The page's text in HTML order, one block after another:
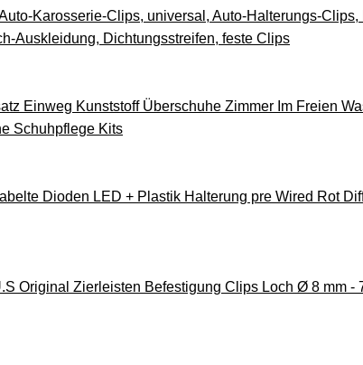
Karosserie-Clips, universal, Auto-Halterungs-
Auskleidung, Dichtungsstreifen, feste Clips
Einweg Kunststoff Überschuhe Zimmer Im Freien
Schuhpflege Kits
Dioden LED + Plastik Halterung pre Wired Rot
Original Zierleisten Befestigung Clips Loch Ø 8 mm -